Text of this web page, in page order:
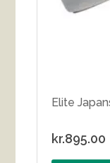
Elite
kr.895.00